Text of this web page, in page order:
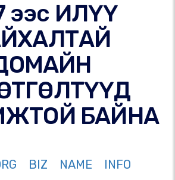
ээс ИЛҮҮ
БАЙНА
BIZ NAME
INFO